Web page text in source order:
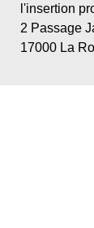
l'insertion
2 Passage
17000 La